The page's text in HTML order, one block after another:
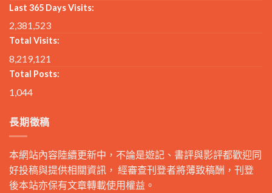
Last 365 Days Visits:
2,381,523
Total Visits:
8,219,121
Total Posts:
1,044
長期徵稿
本網站內容陸續更新中，不論是遊記、書評與影評都歡迎同
好投稿與提供相關資訊， 經審查刊登者將薄致稿酬，刊登
後本站亦保有文章轉載使用權益。